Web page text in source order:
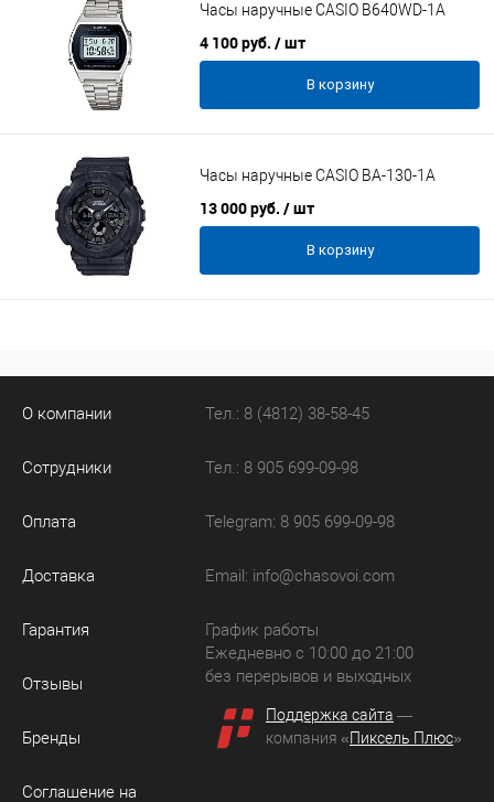
Часы наручные CASIO B640WD-1A
4 100 руб. / шт
В корзину
Часы наручные CASIO BA-130-1A
13 000 руб. / шт
В корзину
О компании
Сотрудники
Оплата
Доставка
Гарантия
Отзывы
Бренды
Соглашение на
Тел.: 8 (4812) 38-58-45
Тел.: 8 905 699-09-98
Telegram: 8 905 699-09-98
Email: info@chasovoi.com
График работы
Ежедневно с 10:00 до 21:00
без перерывов и выходных
Поддержка сайта —
компания «Пиксель Плюс»